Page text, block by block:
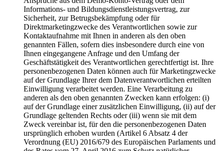
Informations- und Bildungsdienstleistungsvertrag, zur
Sicherheit, zur Betrugsbekämpfung oder für
Direktmarketingzwecke des Verantwortlichen sowie zur
Kontaktaufnahme mit Ihnen in anderen als den oben
genannten Fällen, sofern dies insbesondere durch eine von
Ihnen eingegangene Anfrage und den Umfang der
Geschäftstätigkeit des Verantwortlichen gerechtfertigt ist. Ihre
personenbezogenen Daten können auch für Marketingzwecke
auf der Grundlage Ihrer dem Datenverantwortlichen erteilten
Einwilligung verarbeitet werden. Eine Verarbeitung zu
anderen als den oben genannten Zwecken kann erfolgen: (i)
auf der Grundlage einer zusätzlichen Einwilligung, (ii) auf der
Grundlage geltenden Rechts oder (iii) wenn sie mit dem
Zweck vereinbar ist, für den die personenbezogenen Daten
ursprünglich erhoben wurden (Artikel 6 Absatz 4 der
Verordnung (EU) 2016/679 des Europäischen Parlaments und